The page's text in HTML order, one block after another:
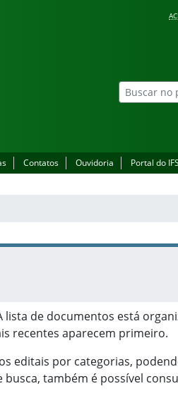
Contatos Ouvidoria Portal do
lista de documentos está
recentes aparecem primeiro.
editais por categorias,
também é possível